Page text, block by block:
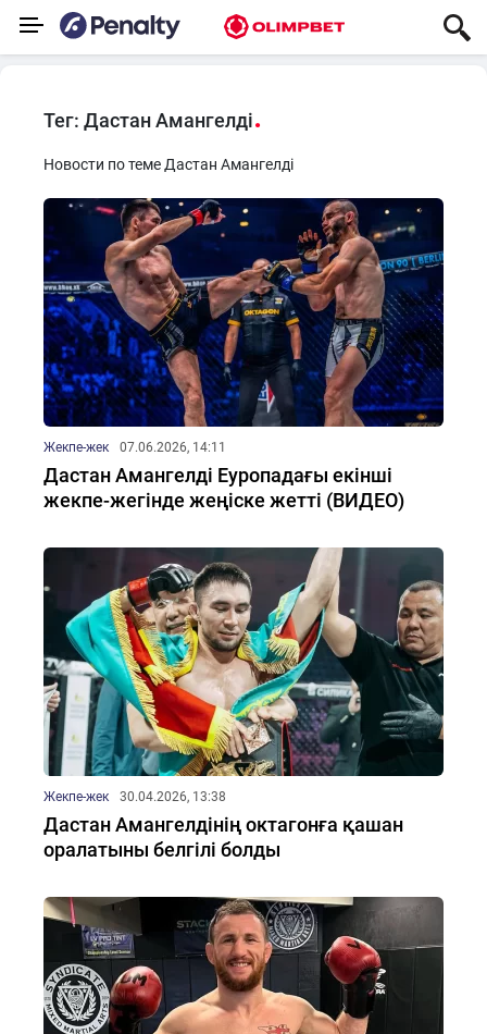
Тег: Дастан Амангелді
Новости по теме Дастан Амангелді
Жекпе-жек 07.06.2026, 14:11
Дастан Амангелді Еуропадағы екінші
жекпе-жегінде жеңіске жетті (ВИДЕО)
Жекпе-жек 30.04.2026, 13:38
Дастан Амангелдінің октагонға қашан
оралатыны белгілі болды